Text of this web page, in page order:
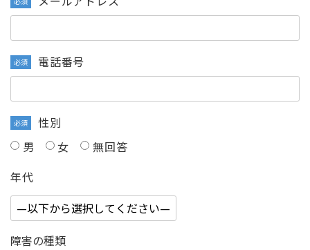
必須 電話番号
必須
性別
男
女
無回答
年代
障害の種類